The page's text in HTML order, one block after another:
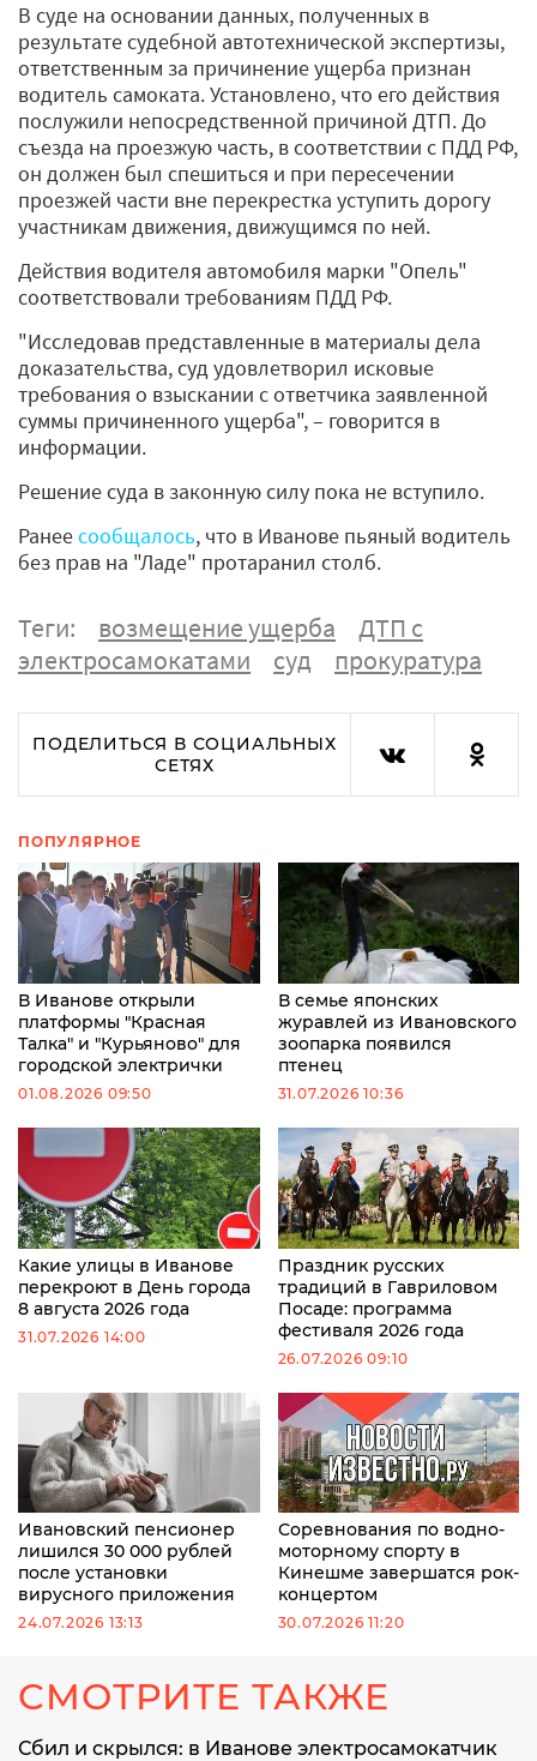
В суде на основании данных, полученных в
результате судебной автотехнической экспертизы,
ответственным за причинение ущерба признан
водитель самоката. Установлено, что его действия
послужили непосредственной причиной ДТП. До
съезда на проезжую часть, в соответствии с ПДД РФ,
он должен был спешиться и при пересечении
проезжей части вне перекрестка уступить дорогу
участникам движения, движущимся по ней.
Действия водителя автомобиля марки "Опель"
соответствовали требованиям ПДД РФ.
"Исследовав представленные в материалы дела
доказательства, суд удовлетворил исковые
требования о взыскании с ответчика заявленной
суммы причиненного ущерба", – говорится в
информации.
Решение суда в законную силу пока не вступило.
Ранеесообщалось, что в Иванове пьяный водитель
без прав на "Ладе" протаранил столб.
Теги: возмещение ущерба
ДТП с
электросамокатами
суд прокуратура
ПОДЕЛИТЬСЯ В СОЦИАЛЬНЫХ
СЕТЯХ
ПОПУЛЯРНОЕ
В Иванове открыли
платформы "Красная
Талка" и "Курьяново" для
городской электрички
01.08.2026 09:50
В семье японских
журавлей из Ивановского
зоопарка появился
птенец
31.07.2026 10:36
Какие улицы в Иванове
перекроют в День города
8 августа 2026 года
31.07.2026 14:00
Праздник русских
традиций в Гавриловом
Посаде: программа
фестиваля 2026 года
26.07.2026 09:10
Ивановский пенсионер
лишился 30 000 рублей
после установки
вирусного приложения
24.07.2026 13:13
Соревнования по водно-
моторному спорту в
Кинешме завершатся рок-
концертом
30.07.2026 11:20
СМОТРИТЕ ТАКЖЕ
Сбил и скрылся: в Иванове электросамокатчик